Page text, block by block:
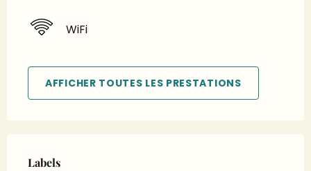
WiFi
AFFICHER TOUTES LES PRESTATIONS
Labels
Labels